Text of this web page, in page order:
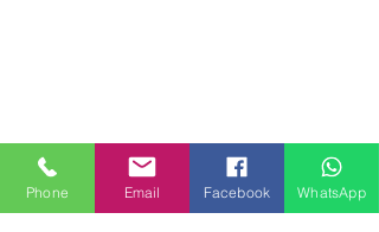
MILANHOUSES
Phone Email Facebook WhatsApp